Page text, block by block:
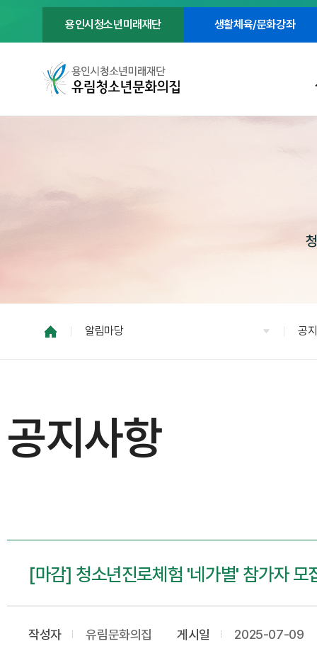
용인시청소년미래재단 생활체육/문화강좌
알림마당 공
공지사항
[마감] 청소년진로체험 '네가별' 참가자 모
작성자 유림문화의집 게시일 2025-07-09